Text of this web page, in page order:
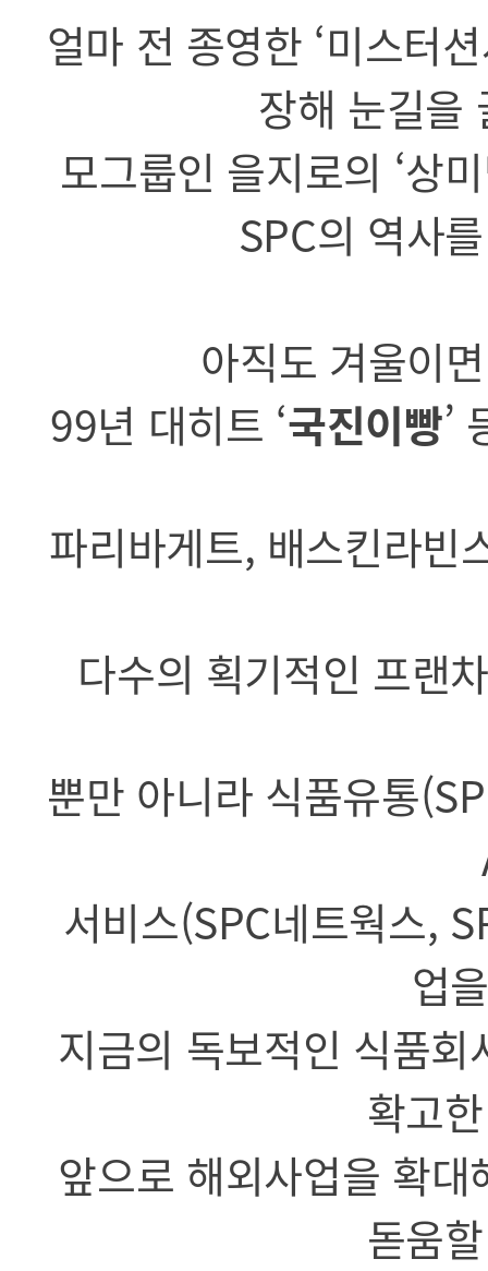
얼마 전 종영한 ‘미스터
장해 눈길을
모그룹인 을지로의 ‘상
SPC의 역사
아직도 겨울이
99년 대히트 ‘국진이빵’
파리바게트, 배스킨라빈
다수의 획기적인 프랜
뿐만 아니라 식품유통
서비스(SPC네트웍스,
업
지금의 독보적인 식품
확고
앞으로 해외사업을 확
돋움